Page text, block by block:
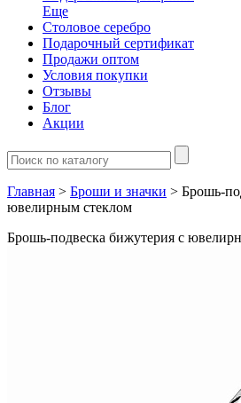
Еще
Столовое серебро
Подарочный сертификат
Продажи оптом
Условия покупки
Отзывы
Блог
Акции
Главная > Броши и значки > Брошь-
ювелирным стеклом
Брошь-подвеска бижутерия с